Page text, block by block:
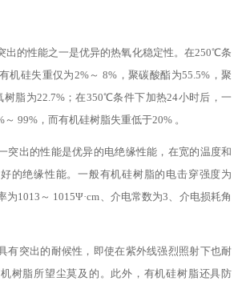
出的性能之一是优异的热氧化稳定性。在250℃条
机硅失重仅为2%～ 8%，聚碳酸酯为55.5%，聚
树脂为22.7%；在350℃条件下加热24小时后，一
99%，而有机硅树脂失重低于20% 。
突出的性能是优异的电绝缘性能，在宽的温度和
的绝缘性能。一般有机硅树脂的电击穿强度为
为1013～ 1015Ψ·cm、介电常数为3、介电损耗角
有突出的耐候性，即使在紫外线强烈照射下也耐
树脂所望尘莫及的。此外，有机硅树脂还具防